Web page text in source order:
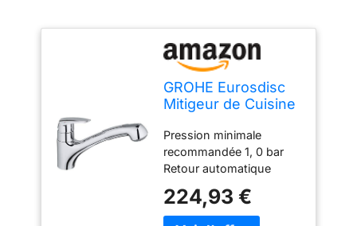
GROHE Eurosdisc
Mitigeur de Cuisine
Douchette
Extractible 2 jets,
Rotation 140°,
Chromé, 32257001
(Import Allemagne)
Pression minimale
recommandée 1, 0 bar
Retour automatique
reflux Finition chromée
Grohe StarLight
224,93 €